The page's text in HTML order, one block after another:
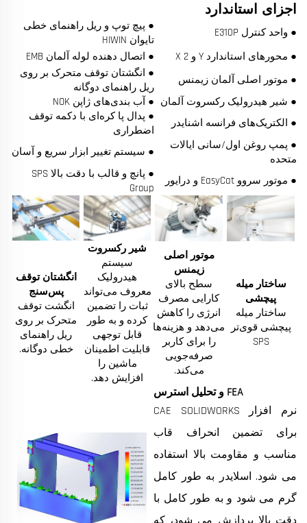
اجزای استاندارد
● واحد کنترل E310P
● پیچ توپ و ریل راهنمای خطی
تایوان HIWIN
● محورهای استاندارد Y و X 2
● اتصال دهنده لوله آلمان EMB
● موتور اصلی آلمان زیمنس
● انگشتان توقف متحرک بر روی
ریل راهنمای دوگانه
● شیر هیدرولیک رکسروت آلمان ● آب بندی‌های ژاپن NOK
● الکتریک‌های فرانسه اشنایدر
● پدال پا کره‌ای با دکمه توقف
اضطراری
● پمپ روغن اول/سانی ایالات
متحده
● سیستم تغییر ابزار سریع و آسان
● موتور سروو EasyCat و درایور
● پانچ و قالب با دقت بالا SPS
Group
ساختار میله
پیچشی
ساختار میله
پیچشی قوی‌تر
SPS
موتور اصلی
زیمنس
سطح بالای
کارایی مصرف
انرژی را کاهش
می‌دهد و هزینه‌ها
را برای کاربر
صرفه‌جویی
می‌کند.
شیر رکسروت
سیستم
هیدرولیک
معروف می‌تواند
ثبات را تضمین
کرده و به طور
قابل توجهی
قابلیت اطمینان
ماشین را
افزایش دهد.
انگشتان توقف
پس‌سنج
انگشت توقف
متحرک بر روی
ریل راهنمای
خطی دوگانه.
FEA و تحلیل استرس
نرم افزار CAE SOLIDWORKS
برای تضمین انحراف قاب
مناسب و مقاومت بالا استفاده
می شود. اسلایدر به طور کامل
گرم می شود و به طور کامل با